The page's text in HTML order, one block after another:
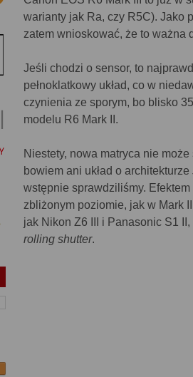
warianty jak Ra, czy R5C). Jako
zatem wnioskować, że to ważna
Jeśli chodzi o sensor, to
pełnoklatkowy układ, co w
czynienia ze sporym, bo blisko
modelu R6 Mark II.
Niestety, nowa matryca nie
bowiem ani układ o architekturze
wstępnie sprawdziliśmy.
zbliżonym poziomie, jak w Mark
jak Nikon Z6 III i Panasonic S1
rolling shutter.